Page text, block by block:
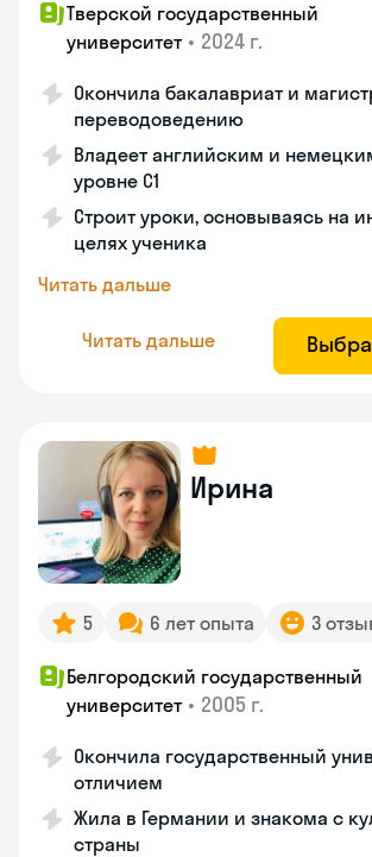
Тверской государственный
университет • 2024 г.
Окончила бакалавриат и
переводоведению
Владеет английским и
уровне C1
Строит уроки, основываясь на
целях ученика
Читать дальше
Читать дальше
Ирина
5 6 лет опыта 3
Белгородский государственный
университет • 2005 г.
Окончила государственный
отличием
Жила в Германии и знакома с
страны